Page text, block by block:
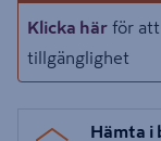
Klicka här för
tillgänglighet
Hämta i